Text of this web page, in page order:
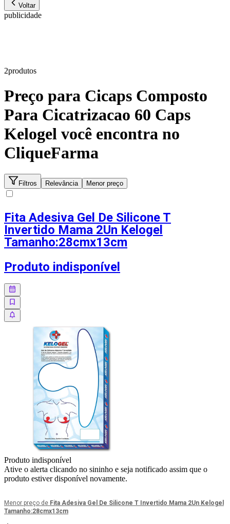
Voltar
publicidade
2produtos
Preço para Cicaps Composto
Para Cicatrizacao 60 Caps
Kelogel você encontra no
CliqueFarma
Filtros Relevância Menor preço
Fita Adesiva Gel De Silicone T
Invertido Mama 2Un Kelogel
Tamanho:28cmx13cm
Produto indisponível
Produto indisponível
Ative o alerta clicando no sininho e seja notificado assim que o
produto estiver disponível novamente.
Menor preço de Fita Adesiva Gel De Silicone T Invertido Mama 2Un Kelogel
Tamanho:28cmx13cm